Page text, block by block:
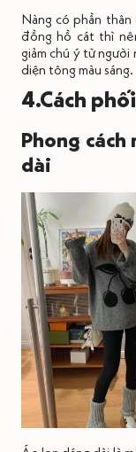
Nàng có phần thân
đồng hồ cát thì
giảm chú ý từ người
diện tông màu sáng.
4.Cách
Phong
dài